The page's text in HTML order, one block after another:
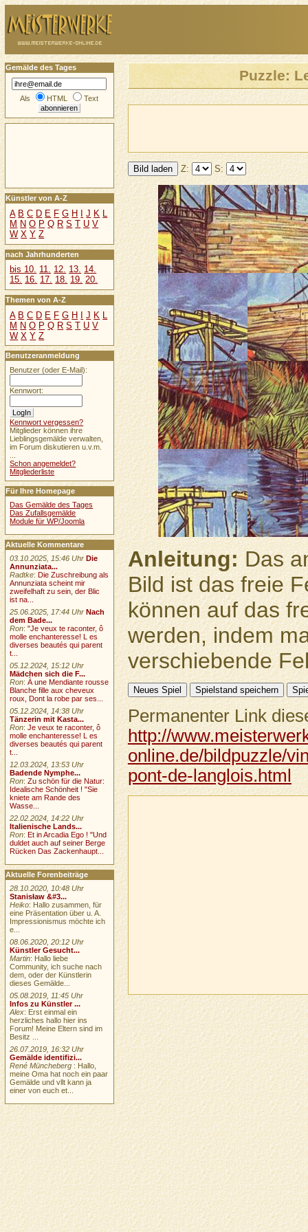
Puzzle:
Z: S:
Anleitung:Das
Bild ist das freie
können auf das
werden, indem
verschiebende
Permanenter Link
http://
online.de/bildpuzzle/
pont-de-langlois.html
Gemälde des Tages
Als HTML Text
Künstler von A-Z
A B C D E F G H J K L
M N O P Q R S T U V
W X Y Z
nach Jahrhunderten
bis 10. 11. 12. 13. 14.
15. 16. 17. 18. 19. 20.
Themen von A-Z
A B C D E F G H I J K L
M N O P Q R S T U V
W X Y Z
Benutzeranmeldung
Benutzer (oder E-Mail):
Kennwort:
Kennwort vergessen?
Mitglieder können ihre
Lieblingsgemälde verwalten,
im Forum diskutieren u.v.m.
Schon angemeldet?
Mitgliederliste
Für Ihre Homepage
Das Gemälde des Tages
Das Zufallsgemälde
Module für WP/Joomla
Aktuelle Kommentare
03.10.2025, 15:46 Uhr Die
Annunziata...
Radtke: Die Zuschreibung als
Annunziata scheint mir
zweifelhaft zu sein, der Blic
ist na...
25.06.2025, 17:44 Uhr Nach
dem Bade...
Ron:"Je veux te raconter, ô
molle enchanteresse! L es
diverses beautés qui parent
t...
05.12.2024, 15:12 Uhr
Mädchen sich die F...
Ron:À une Mendiante rousse
Blanche fille aux cheveux
roux, Dont la robe par ses...
05.12.2024, 14:38 Uhr
Tänzerin mit Kasta...
Ron:Je veux te raconter, ô
molle enchanteresse! L es
diverses beautés qui parent
t...
12.03.2024, 13:53 Uhr
Badende Nymphe...
Ron:Zu schön für die Natur:
Idealische Schönheit ! "Sie
kniete am Rande des
Wasse...
22.02.2024, 14:22 Uhr
Italienische Lands...
Ron:Et in Arcadia Ego ! "Und
duldet auch auf seiner Berge
Rücken Das Zackenhaupt...
Aktuelle Forenbeiträge
28.10.2020, 10:48 Uhr
Stanisław &#3...
Heiko: Hallo zusammen, für
eine Präsentation über u. A.
Impressionismus möchte ich
e...
08.06.2020, 20:12 Uhr
Künstler Gesucht...
Martin: Hallo liebe
Community, ich suche nach
dem, oder der Künstlerin
dieses Gemälde...
05.08.2019, 11:45 Uhr
Infos zu Künstler ...
Alex: Erst einmal ein
herzliches hallo hier ins
Forum! Meine Eltern sind im
Besitz ...
26.07.2019, 16:32 Uhr
Gemälde identifizi...
René Müncheberg : Hallo,
meine Oma hat noch ein paar
Gemälde und vllt kann ja
einer von euch et...